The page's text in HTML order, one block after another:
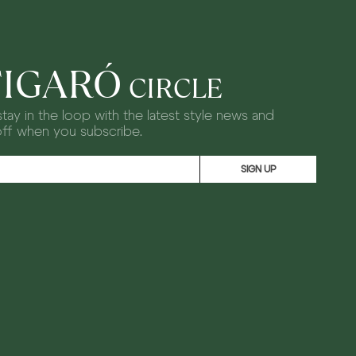
CIRCLE
in the loop with the latest style news and
when you subscribe.
SIGN UP